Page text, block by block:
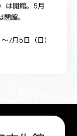
7月5日（日）
は開館。5月
館。